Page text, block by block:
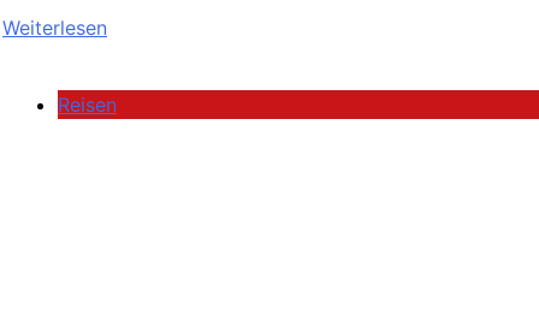
Weiterlesen
Reisen